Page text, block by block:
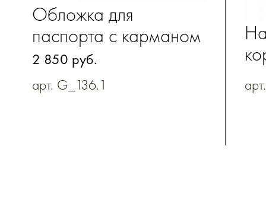
Обложка для
паспорта с карманом
для посадочного
талона из
натуральной кожи
2 850 руб.
арт. G_136.1